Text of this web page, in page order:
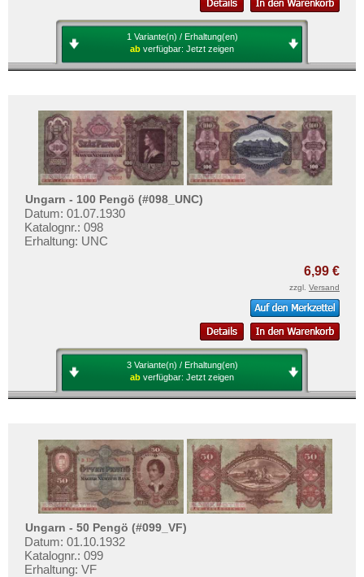
Banknotenbriefe
Kataloge
Gutscheine
Ihre Bewertungen
Kontakt
Informationen
Preislisten
Mehr über...
Zahlungsbedingungen
Widerrufsbelehrung
Liefer- und Versandkosten
AGB
Impressum
1 Variante(n) / Erhaltung(en)
ab verfügbar: Jetzt zeigen
Ungarn - 100 Pengö (#098_UNC)
Datum: 01.07.1930
Katalognr.: 098
Erhaltung: UNC
6,99 €
zzgl. Versand
3 Variante(n) / Erhaltung(en)
ab verfügbar: Jetzt zeigen
Ungarn - 50 Pengö (#099_VF)
Datum: 01.10.1932
Katalognr.: 099
Erhaltung: VF